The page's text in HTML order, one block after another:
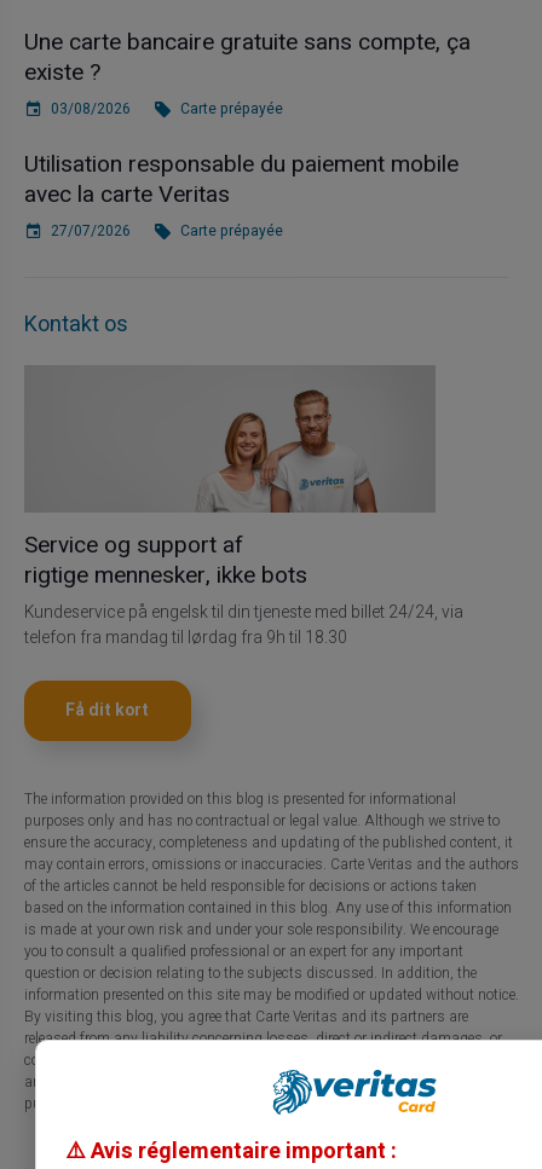
Une carte bancaire gratuite sans compte, ça
existe ?
03/08/2026 Carte prépayée
Utilisation responsable du paiement mobile
avec la carte Veritas
27/07/2026 Carte prépayée
Kontakt os
Service og support af
rigtige mennesker, ikke bots
Kundeservice på engelsk til din tjeneste med billet 24/24, via
telefon fra mandag til lørdag fra 9h til 18.30
Få dit kort
The information provided on this blog is presented for informational
purposes only and has no contractual or legal value. Although we strive to
ensure the accuracy, completeness and updating of the published content, it
may contain errors, omissions or inaccuracies. Carte Veritas and the authors
of the articles cannot be held responsible for decisions or actions taken
based on the information contained in this blog. Any use of this information
is made at your own risk and under your sole responsibility. We encourage
you to consult a qualified professional or an expert for any important
question or decision relating to the subjects discussed. In addition, the
information presented on this site may be modified or updated without notice.
By visiting this blog, you agree that Carte Veritas and its partners are
released from any liability concerning losses, direct or indirect damages, or
consequences arising from the use of the contents of this site, whether they
are linked to errors, omissions or the interpretation of the information
published.
⚠️ Avis réglementaire important :